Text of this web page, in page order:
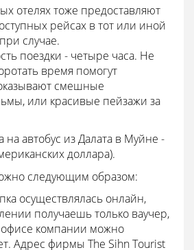
отелях тоже предоставляют
рейсах в тот или иной
случае.
поездки - четыре часа. Не
время помогут
смешные
или красивые пейзажи за
на автобус из Далата в Муйне -
доллара).
следующим образом:
осуществлялась онлайн,
получаешь только ваучер,
компании можно
Адрес фирмы The Sihn Tourist